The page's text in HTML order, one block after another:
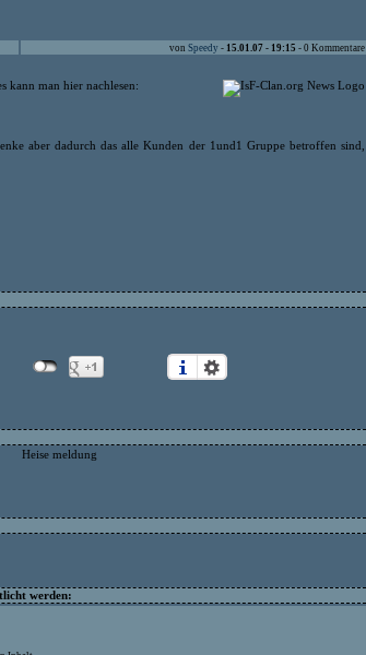
von Speedy - 15.01.07 - 19:15 - 0 Kommentare
kann man hier nachlesen:
aber dadurch das alle Kunden der 1und1 Gruppe betroffen sind,
Heise meldung
werden: